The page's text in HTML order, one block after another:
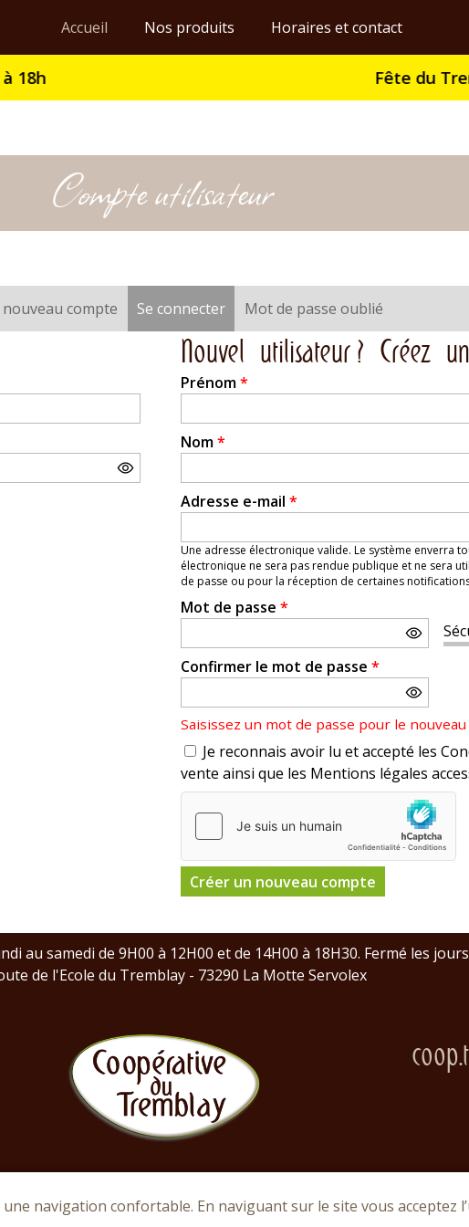
Accueil Nos produits Horaires et contact
Fête du
Compte utilisateur
compte Se connecter (onglet actif)
Mot de passe oublié
Nouvel utilisateur ? Créez
Prénom*
Nom*
Adresse e-mail *
Une adresse électronique valide. Le système enverra
électronique ne sera pas rendue publique et ne sera
de passe ou pour la réception de certaines
Mot de passe *
Confirmer le mot de passe *
Saisissez un mot de passe pour le
Je reconnais avoir lu et accepté les
vente ainsi que les Mentions légales
au samedi de 9H00 à 12H00 et de 14H00 à 18H30. Fermé les
de l'Ecole du Tremblay - 73290 La Motte Servolex
2025 - Coopérative du Tremblay - Tous droits réservés
navigation confortable. En naviguant sur le site vous acceptez